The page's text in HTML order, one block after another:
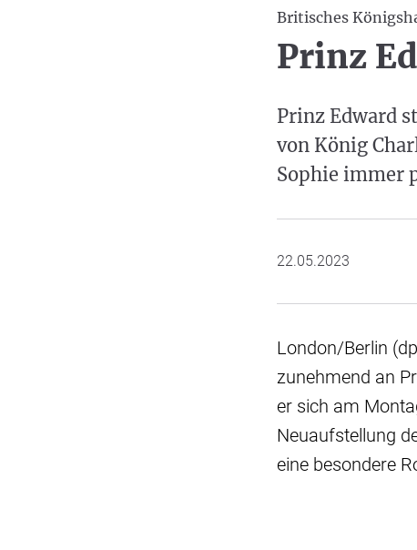
Britisches
Prinz
Prinz Edward
von König
Sophie immer
22.05.2023
London/Berlin
zunehmend an
er sich am
Neuaufstellung
eine besondere